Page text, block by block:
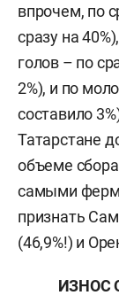
впрочем, по
сразу на
голов – по
2%), и по
составило
Татарстане
объеме сбора
самыми
признать
(46,9%!) и
ИЗНОС